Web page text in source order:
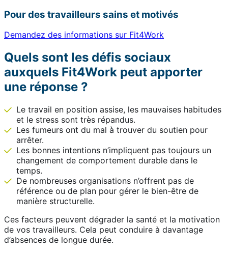
Pour des travailleurs sains et motivés
Demandez des informations sur Fit4Work
Quels sont les défis sociaux
auxquels Fit4Work peut apporter
une réponse ?
Le travail en position assise, les mauvaises habitudes
et le stress sont très répandus.
Les fumeurs ont du mal à trouver du soutien pour
arrêter.
Les bonnes intentions n’impliquent pas toujours un
changement de comportement durable dans le
temps.
De nombreuses organisations n’offrent pas de
référence ou de plan pour gérer le bien-être de
manière structurelle.
Ces facteurs peuvent dégrader la santé et la motivation
de vos travailleurs. Cela peut conduire à davantage
d’absences de longue durée.